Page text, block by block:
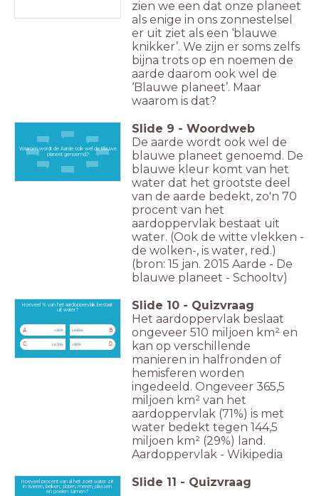
zien we een dat onze planeet
als enige in ons zonnestelsel
er uit ziet als een ‘blauwe
knikker’. We zijn er soms zelfs
bijna trots op en noemen de
aarde daarom ook wel de
‘Blauwe planeet’. Maar
waarom is dat?
Waarom wordt de Aarde ook wel de Blauwe
planeet genoemd?
Slide 9 - Woordweb
De aarde wordt ook wel de
blauwe planeet genoemd. De
blauwe kleur komt van het
water dat het grootste deel
van de aarde bedekt, zo'n 70
procent van het
aardoppervlak bestaat uit
water. (Ook de witte vlekken -
de wolken-, is water, red.)
(bron: 15 jan. 2015 Aarde - De
blauwe planeet - Schooltv)
Hoeveel % van het aardoppervlak bestaat
uit water?
A <30% B
ca45%
C ca70% D
>90%
Slide 10 - Quizvraag
Het aardoppervlak beslaat
ongeveer 510 miljoen km² en
kan op verschillende
manieren in halfronden of
hemisferen worden
ingedeeld. Ongeveer 365,5
miljoen km² van het
aardoppervlak (71%) is met
water bedekt tegen 144,5
miljoen km² (29%) land.
Aardoppervlak - Wikipedia
Hoeveel procent van al het zoet water zit
in rivieren, beken, sloten, meren, plassen
en poelen samen?
Slide 11 - Quizvraag